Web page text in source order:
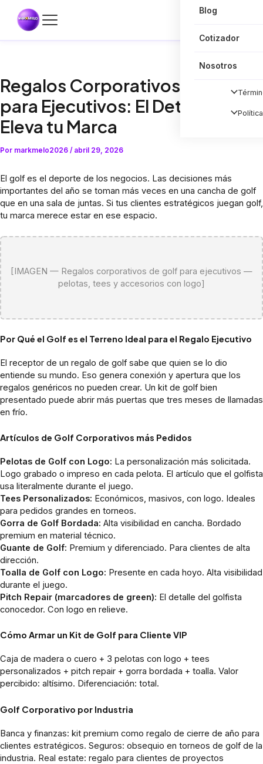
Blog
Cotizador
Nosotros
Regalos Corporativos de Golf
para Ejecutivos: El Detalle que
Eleva tu Marca
Por markmelo2026 / abril 29, 2026
El golf es el deporte de los negocios. Las decisiones más
importantes del año se toman más veces en una cancha de golf
que en una sala de juntas. Si tus clientes estratégicos juegan golf,
tu marca merece estar en ese espacio.
[IMAGEN — Regalos corporativos de golf para ejecutivos —
pelotas, tees y accesorios con logo]
Por Qué el Golf es el Terreno Ideal para el Regalo Ejecutivo
El receptor de un regalo de golf sabe que quien se lo dio
entiende su mundo. Eso genera conexión y apertura que los
regalos genéricos no pueden crear. Un kit de golf bien
presentado puede abrir más puertas que tres meses de llamadas
en frío.
Artículos de Golf Corporativos más Pedidos
Pelotas de Golf con Logo: La personalización más solicitada.
Logo grabado o impreso en cada pelota. El artículo que el golfista
usa literalmente durante el juego.
Tees Personalizados: Económicos, masivos, con logo. Ideales
para pedidos grandes en torneos.
Gorra de Golf Bordada: Alta visibilidad en cancha. Bordado
premium en material técnico.
Guante de Golf: Premium y diferenciado. Para clientes de alta
dirección.
Toalla de Golf con Logo: Presente en cada hoyo. Alta visibilidad
durante el juego.
Pitch Repair (marcadores de green): El detalle del golfista
conocedor. Con logo en relieve.
Cómo Armar un Kit de Golf para Cliente VIP
Caja de madera o cuero + 3 pelotas con logo + tees
personalizados + pitch repair + gorra bordada + toalla. Valor
percibido: altísimo. Diferenciación: total.
Golf Corporativo por Industria
Banca y finanzas: kit premium como regalo de cierre de año para
clientes estratégicos. Seguros: obsequio en torneos de golf de la
industria. Real estate: regalo para clientes de proyectos